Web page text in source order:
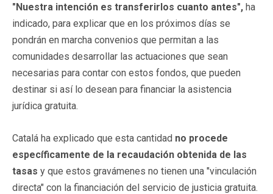
"Nuestra intención es transferirlos cuanto antes", ha
indicado, para explicar que en los próximos días se
pondrán en marcha convenios que permitan a las
comunidades desarrollar las actuaciones que sean
necesarias para contar con estos fondos, que pueden
destinar si así lo desean para financiar la asistencia
jurídica gratuita.
Catalá ha explicado que esta cantidad no procede
específicamente de la recaudación obtenida de las
tasas y que estos gravámenes no tienen una "vinculación
directa" con la financiación del servicio de justicia gratuita.